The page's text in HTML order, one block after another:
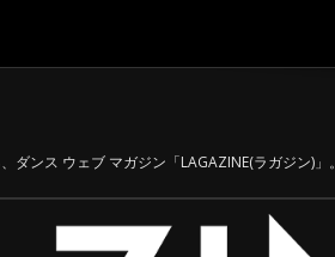
ンス ウェブ マガジン「LAGAZINE(ラガジン)」。